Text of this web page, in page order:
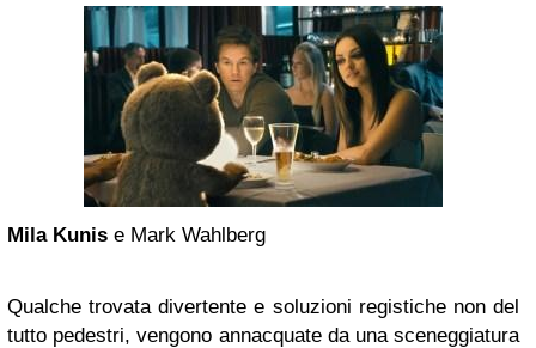
Mila Kunis e Mark Wahlberg
Qualche trovata divertente e soluzioni registiche non del
tutto pedestri, vengono annacquate da una sceneggiatura